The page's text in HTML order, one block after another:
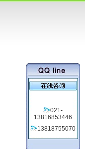
021-
13816853446
13818755070